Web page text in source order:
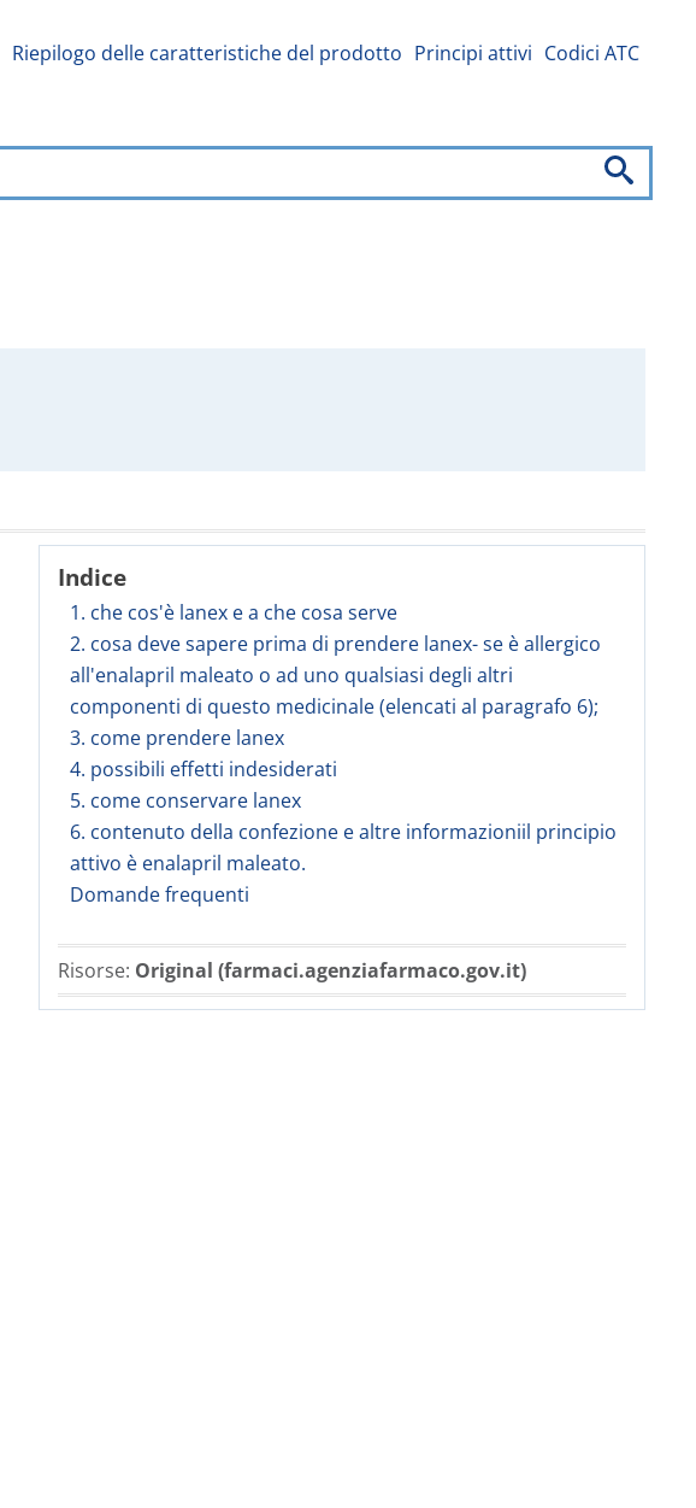
Riepilogo delle caratteristiche del prodotto Principi attivi Codici ATC
Indice
1. che cos'è lanex e a che cosa serve
2. cosa deve sapere prima di prendere lanex- se è allergico
all'enalapril maleato o ad uno qualsiasi degli altri
componenti di questo medicinale (elencati al paragrafo 6);
3. come prendere lanex
4. possibili effetti indesiderati
5. come conservare lanex
6. contenuto della confezione e altre informazioniil principio
attivo è enalapril maleato.
Domande frequenti
Risorse: Original (farmaci.agenziafarmaco.gov.it)